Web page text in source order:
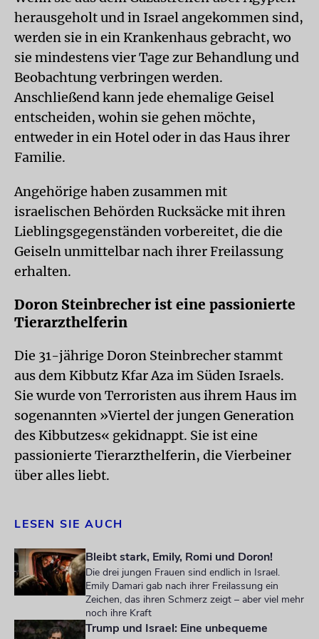
herausgeholt und in Israel angekommen sind,
werden sie in ein Krankenhaus gebracht, wo
sie mindestens vier Tage zur Behandlung und
Beobachtung verbringen werden.
Anschließend kann jede ehemalige Geisel
entscheiden, wohin sie gehen möchte,
entweder in ein Hotel oder in das Haus ihrer
Familie.
Angehörige haben zusammen mit
israelischen Behörden Rucksäcke mit ihren
Lieblingsgegenständen vorbereitet, die die
Geiseln unmittelbar nach ihrer Freilassung
erhalten.
Doron Steinbrecher ist eine passionierte
Tierarzthelferin
Die 31-jährige Doron Steinbrecher stammt
aus dem Kibbutz Kfar Aza im Süden Israels.
Sie wurde von Terroristen aus ihrem Haus im
sogenannten »Viertel der jungen Generation
des Kibbutzes« gekidnappt. Sie ist eine
passionierte Tierarzthelferin, die Vierbeiner
über alles liebt.
LESEN SIE AUCH
Bleibt stark, Emily, Romi und Doron!
Die drei jungen Frauen sind endlich in Israel.
Emily Damari gab nach ihrer Freilassung ein
Zeichen, das ihren Schmerz zeigt – aber viel mehr
noch ihre Kraft
Trump und Israel: Eine unbequeme